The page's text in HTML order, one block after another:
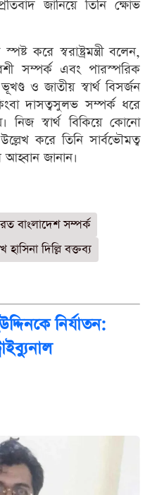
জানিয়ে তিনি ক্ষোভ
করে স্বরাষ্ট্রমন্ত্রী বলেন,
সম্পর্ক এবং পারস্পরিক
ও জাতীয় স্বার্থ বিসর্জন
দাসত্বসুলভ সম্পর্ক ধরে
নিজ স্বার্থ বিকিয়ে কোনো
করে তিনি সার্বভৌমত্ব
আহ্বান জানান।
বাংলাদেশ সম্পর্ক
হাসিনা দিল্লি বক্তব্য
নির্যাতন: